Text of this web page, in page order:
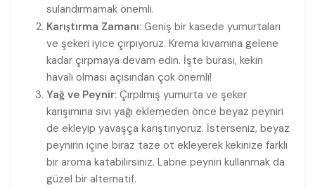
sulandırmamak önemli.
Karıştırma Zamanı: Geniş bir kasede yumurtaları
ve şekeri iyice çırpıyoruz. Krema kıvamına gelene
kadar çırpmaya devam edin. İşte burası, kekin
havalı olması açısından çok önemli!
Yağ ve Peynir: Çırpılmış yumurta ve şeker
karışımına sıvı yağı eklemeden önce beyaz peyniri
de ekleyip yavaşça karıştırıyoruz. İsterseniz, beyaz
peynirin içine biraz taze ot ekleyerek kekinize farklı
bir aroma katabilirsiniz. Labne peyniri kullanmak da
güzel bir alternatif.